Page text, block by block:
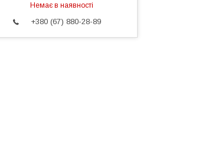
Немає в наявності
+380 (67) 880-28-89